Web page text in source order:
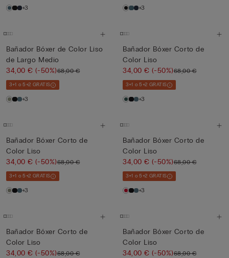
+3 +3
Bañador Bóxer de Color Liso
de Largo Medio
34,00 €(-50%)68,00 €
3+1 o 5+2 GRATIS
+3
Bañador Bóxer Corto de
Color Liso
34,00 €(-50%)68,00 €
3+1 o 5+2 GRATIS
+3
Bañador Bóxer Corto de
Color Liso
34,00 €(-50%)68,00 €
3+1 o 5+2 GRATIS
+3
Bañador Bóxer Corto de
Color Liso
34,00 €(-50%)68,00 €
3+1 o 5+2 GRATIS
+3
Bañador Bóxer Corto de
Color Liso
34,00 €(-50%)68,00 €
Bañador Bóxer Corto de
Color Liso
34,00 €(-50%)68,00 €